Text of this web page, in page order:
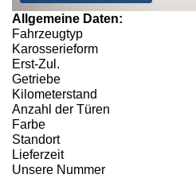
Allgemeine Daten:
Fahrzeugtyp
Karosserieform
Erst-Zul.
Getriebe
Kilometerstand
Anzahl der Türen
Farbe
Standort
Lieferzeit
Unsere Nummer